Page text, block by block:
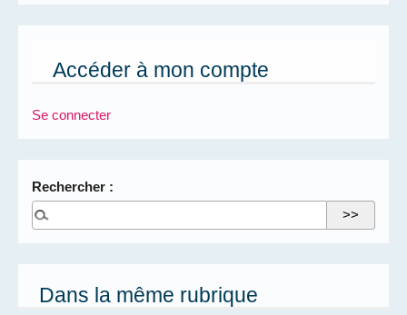
Accéder à mon compte
Se connecter
Rechercher :
Dans la même rubrique